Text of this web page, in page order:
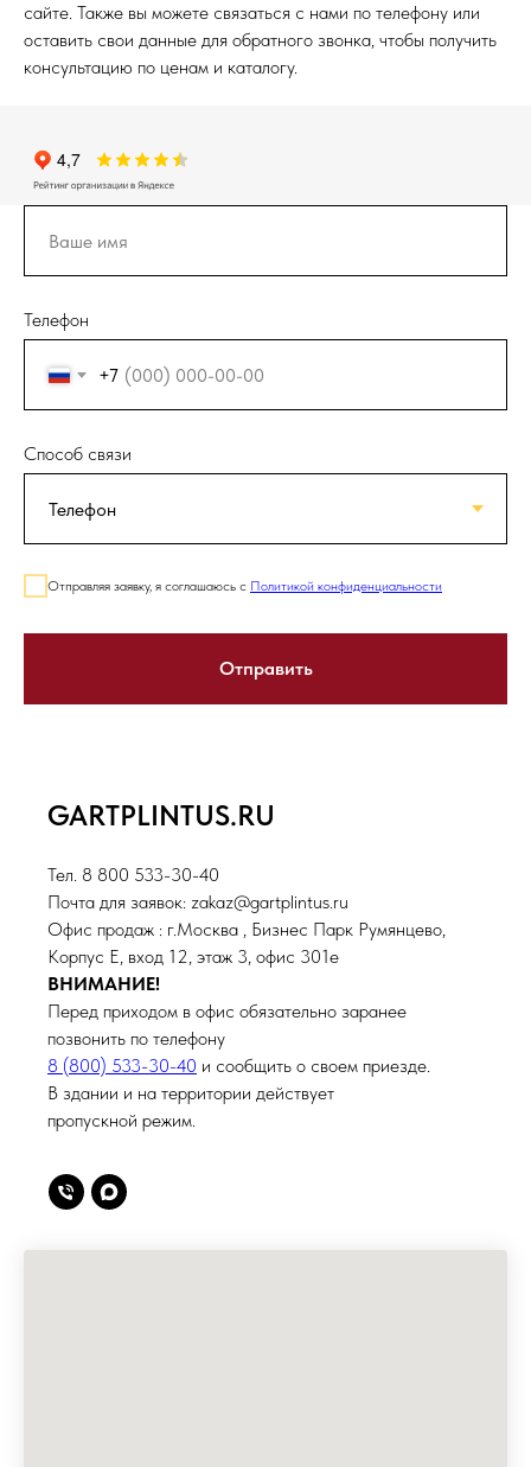
сайте. Также вы можете связаться с нами по телефону или
оставить свои данные для обратного звонка, чтобы получить
консультацию по ценам и каталогу.
Телефон
+7
Способ связи
Отправляя заявку, я соглашаюсь с Политикой конфиденциальности
Отправить
GARTPLINTUS.RU
Тел. 8 800 533-30-40
Почта для заявок: zakaz@gartplintus.ru
Офис продаж : г.Москва , Бизнес Парк Румянцево,
Корпус Е, вход 12, этаж 3, офис 301е
ВНИМАНИЕ!
Перед приходом в офис обязательно заранее
позвонить по телефону
8 (800) 533-30-40 и сообщить о своем приезде.
В здании и на территории действует
пропускной режим.